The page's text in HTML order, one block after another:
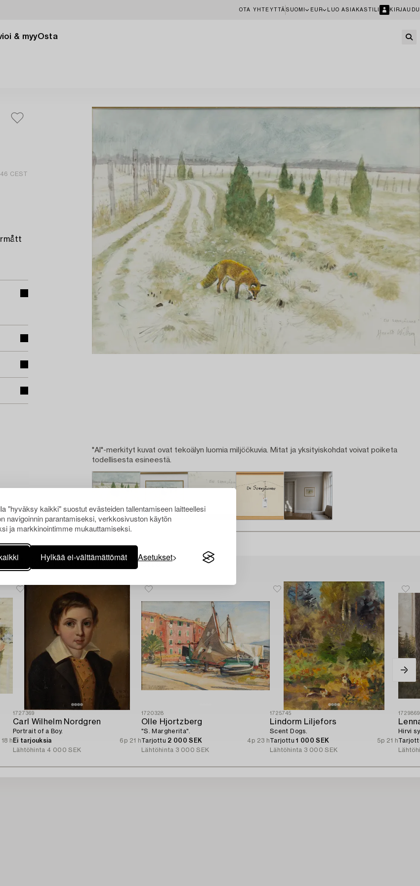
"hyväksy kaikki" suostut evästeiden tallentamiseen laitteellesi
navigoinnin parantamiseksi, verkkosivuston käytön
ja markkinointimme mukauttamiseksi.
Hylkää ei-välttämättömät Asetukset
OTA YHTEYTTÄ SUOMI EUR LUO ASIAKASTILI KIRJAUDU
& myyOsta
CEST
"AI"-merkityt kuvat ovat tekoälyn luomia miljöökuvia. Mitat ja yksityiskohdat voivat poiketa
todellisesta esineestä.
Muiden katsomia kohteita
h
1727369
Carl Wilhelm Nordgren
Portrait of a Boy.
Ei tarjouksia
6p 21 h
Lähtöhinta 4 000 SEK
1720328
Olle Hjortzberg
"S. Margherita".
Tarjottu 2 000 SEK
4p 23 h
Lähtöhinta 3 000 SEK
1725745
Lindorm Liljefors
Scent Dogs.
Tarjottu1 000 SEK
5p 21 h
Lähtöhinta 3 000 SEK
1729869
Hirvi